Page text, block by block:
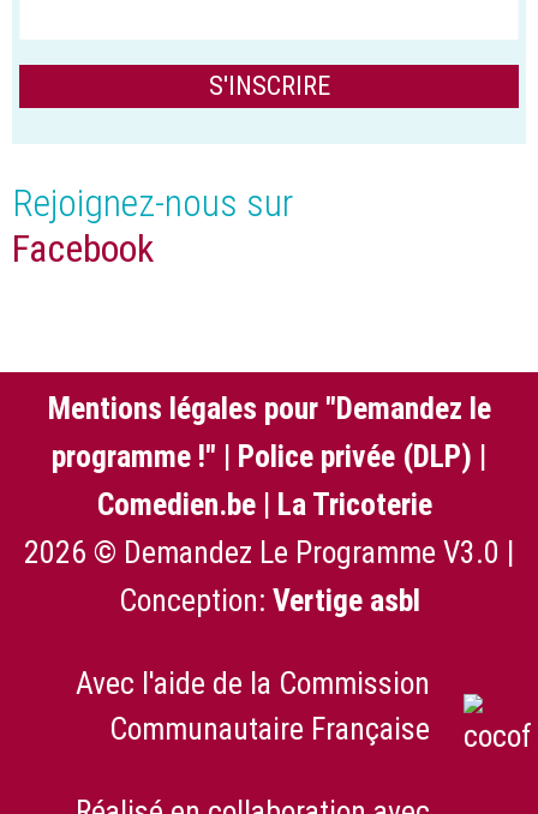
Rejoignez-nous sur
Facebook
Mentions légales pour "Demandez le
programme !" | Police privée (DLP) |
Comedien.be | La Tricoterie
2026 © Demandez Le Programme V3.0 |
Conception: Vertige asbl
Avec l'aide de la Commission
Communautaire Française